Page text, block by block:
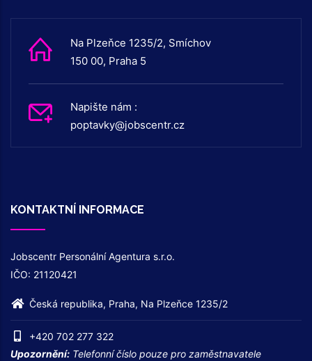
Na Plzeňce 1235/2, Smíchov
150 00, Praha 5
Napište nám :
poptavky@jobscentr.cz
KONTAKTNÍ INFORMACE
Jobscentr Personální Agentura s.r.o.
IČO: 21120421
Česká republika, Praha, Na Plzeňce 1235/2
+420 702 277 322
Upozornění: Telefonní číslo pouze pro zaměstnavatele